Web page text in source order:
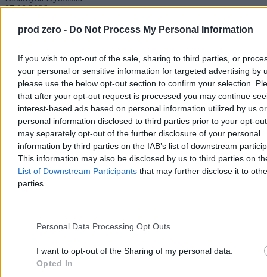
prod zero - Do Not Process My Personal Information
If you wish to opt-out of the sale, sharing to third parties, or
your personal or sensitive information for targeted advertising by
please use the below opt-out section to confirm your selection.
that after your opt-out request is processed you may continue
interest-based ads based on personal information utilized by us or
personal information disclosed to third parties prior to your opt-
may separately opt-out of the further disclosure of your personal
information by third parties on the IAB’s list of downstream
This information may also be disclosed by us to third parties on
List of Downstream Participants that may further disclose it to
parties.
Personal Data Processing Opt Outs
I want to opt-out of the Sharing of my personal data.
Opted In
07.08.2026
Noga z gazu zawsze, ale dziś szczególnie. Rusza
Kierowcy powinni dziś szczególnie uważać na prędkościomierz. W